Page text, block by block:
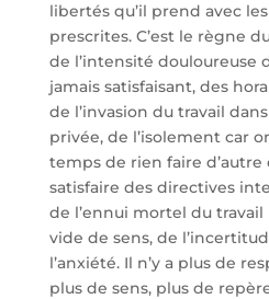
libertés qu’il prend avec
prescrites. C’est le règne
de l’intensité douloureuse
jamais satisfaisant, des
de l’invasion du travail
privée, de l’isolement car
temps de rien faire d’autre
satisfaire des directives
de l’ennui mortel du
vide de sens, de
l’anxiété. Il n’y a plus de
plus de sens, plus de